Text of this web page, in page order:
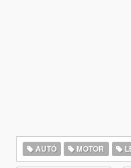
AUTÓ MOTOR